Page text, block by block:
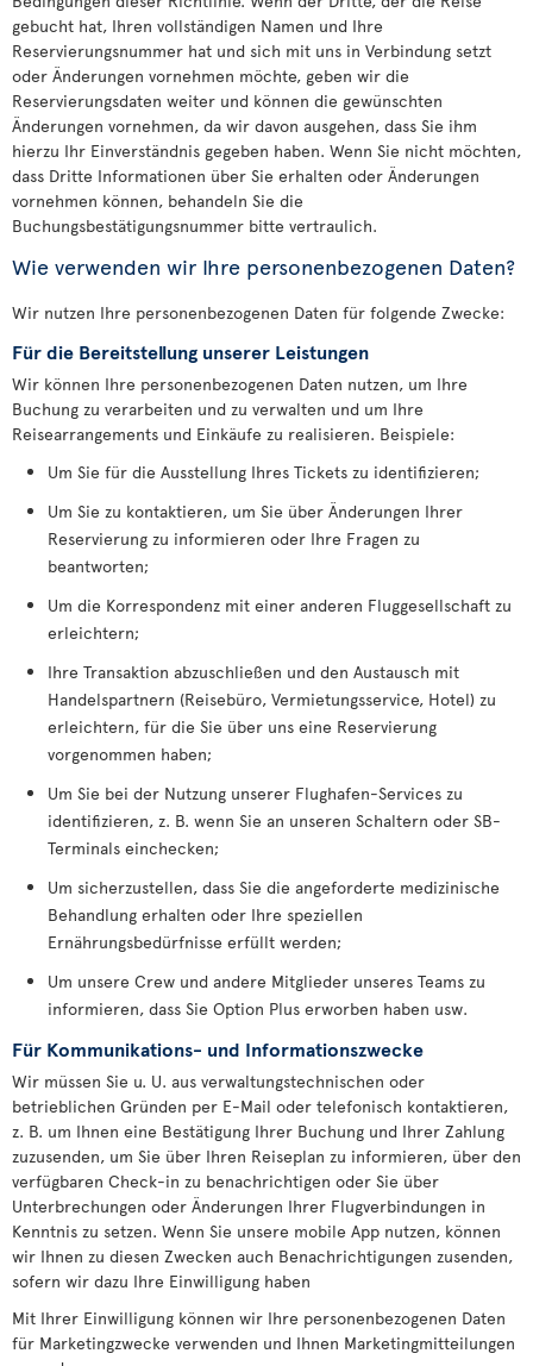
gebucht hat, Ihren vollständigen Namen und Ihre
Reservierungsnummer hat und sich mit uns in Verbindung setzt
oder Änderungen vornehmen möchte, geben wir die
Reservierungsdaten weiter und können die gewünschten
Änderungen vornehmen, da wir davon ausgehen, dass Sie ihm
hierzu Ihr Einverständnis gegeben haben. Wenn Sie nicht möchten,
dass Dritte Informationen über Sie erhalten oder Änderungen
vornehmen können, behandeln Sie die
Buchungsbestätigungsnummer bitte vertraulich.
Wie verwenden wir Ihre personenbezogenen Daten?
Wir nutzen Ihre personenbezogenen Daten für folgende Zwecke:
Für die Bereitstellung unserer Leistungen
Wir können Ihre personenbezogenen Daten nutzen, um Ihre
Buchung zu verarbeiten und zu verwalten und um Ihre
Reisearrangements und Einkäufe zu realisieren. Beispiele:
Um Sie für die Ausstellung Ihres Tickets zu identifizieren;
Um Sie zu kontaktieren, um Sie über Änderungen Ihrer
Reservierung zu informieren oder Ihre Fragen zu
beantworten;
Um die Korrespondenz mit einer anderen Fluggesellschaft zu
erleichtern;
Ihre Transaktion abzuschließen und den Austausch mit
Handelspartnern (Reisebüro, Vermietungsservice, Hotel) zu
erleichtern, für die Sie über uns eine Reservierung
vorgenommen haben;
Um Sie bei der Nutzung unserer Flughafen-Services zu
identifizieren, z. B. wenn Sie an unseren Schaltern oder SB-
Terminals einchecken;
Um sicherzustellen, dass Sie die angeforderte medizinische
Behandlung erhalten oder Ihre speziellen
Ernährungsbedürfnisse erfüllt werden;
Um unsere Crew und andere Mitglieder unseres Teams zu
informieren, dass Sie Option Plus erworben haben usw.
Für Kommunikations- und Informationszwecke
Wir müssen Sie u. U. aus verwaltungstechnischen oder
betrieblichen Gründen per E-Mail oder telefonisch kontaktieren,
z. B. um Ihnen eine Bestätigung Ihrer Buchung und Ihrer Zahlung
zuzusenden, um Sie über Ihren Reiseplan zu informieren, über den
verfügbaren Check-in zu benachrichtigen oder Sie über
Unterbrechungen oder Änderungen Ihrer Flugverbindungen in
Kenntnis zu setzen. Wenn Sie unsere mobile App nutzen, können
wir Ihnen zu diesen Zwecken auch Benachrichtigungen zusenden,
sofern wir dazu Ihre Einwilligung haben
Mit Ihrer Einwilligung können wir Ihre personenbezogenen Daten
für Marketingzwecke verwenden und Ihnen Marketingmitteilungen